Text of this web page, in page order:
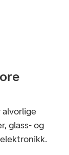
alvorlige
glass- og